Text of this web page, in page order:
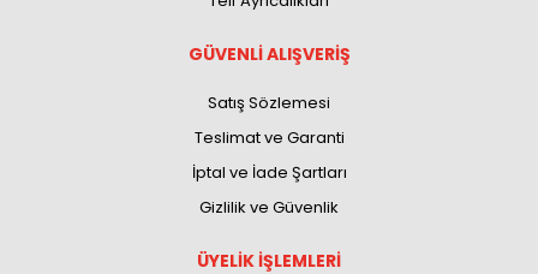
GÜVENLİ ALIŞVERİŞ
Satış Sözlemesi
Teslimat ve Garanti
İptal ve İade Şartları
Gizlilik ve Güvenlik
ÜYELİK İŞLEMLERİ